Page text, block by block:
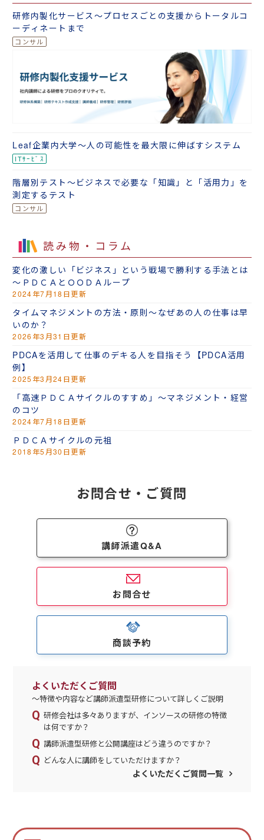
研修内製化サービス～プロセスごとの支援からトータルコ
ーディネートまで
Leaf企業内大学～人の可能性を最大限に伸ばすシステム
階層別テスト～ビジネスで必要な「知識」と「活用力」を
測定するテスト
読み物・コラム
変化の激しい「ビジネス」という戦場で勝利する手法とは
～ＰＤＣＡとＯＯＤＡループ
2024年7月18日更新
タイムマネジメントの方法・原則～なぜあの人の仕事は早
いのか？
2026年3月31日更新
PDCAを活用して仕事のデキる人を目指そう【PDCA活用
例】
2025年3月24日更新
「高速ＰＤＣＡサイクルのすすめ」～マネジメント・経営
のコツ
2024年7月18日更新
ＰＤＣＡサイクルの元祖
2018年5月30日更新
お問合せ・ご質問
講師派遣Q&A
お問合せ
商談予約
よくいただくご質問
～特徴や内容など講師派遣型研修について詳しくご説明
研修会社は多々ありますが、インソースの研修の特徴
は何ですか？
講師派遣型研修と公開講座はどう違うのですか？
どんな人に講師をしていただけますか？
よくいただくご質問一覧